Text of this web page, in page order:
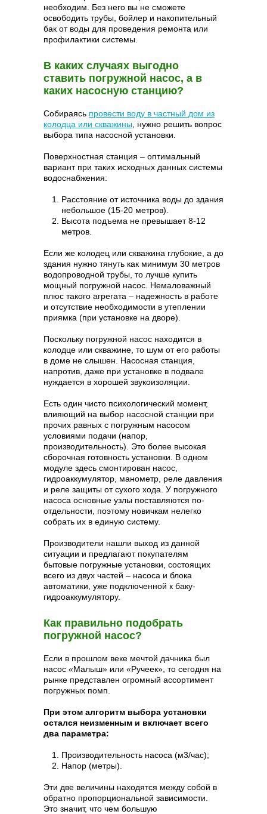
необходим. Без него вы не сможете
освободить трубы, бойлер и накопительный
бак от воды для проведения ремонта или
профилактики системы.
В каких случаях выгодно
ставить погружной насос, а в
каких насосную станцию?
Собираясь провести воду в частный дом из
колодца или скважины , нужно решить вопрос
выбора типа насосной установки.
Поверхностная станция – оптимальный
вариант при таких исходных данных системы
водоснабжения:
Расстояние от источника воды до здания
небольшое (15-20 метров).
Высота подъема не превышает 8-12
метров.
Если же колодец или скважина глубокие, а до
здания нужно тянуть как минимум 30 метров
водопроводной трубы, то лучше купить
мощный погружной насос. Немаловажный
плюс такого агрегата – надежность в работе
и отсутствие необходимости в утеплении
приямка (при установке на дворе).
Поскольку погружной насос находится в
колодце или скважине, то шум от его работы
в доме не слышен. Насосная станция,
напротив, даже при установке в подвале
нуждается в хорошей звукоизоляции.
Есть один чисто психологический момент,
влияющий на выбор насосной станции при
прочих равных с погружным насосом
условиями подачи (напор,
производительность). Это более высокая
сборочная готовность установки. В одном
модуле здесь смонтирован насос,
гидроаккумулятор, манометр, реле давления
и реле защиты от сухого хода. У погружного
насоса основные узлы поставляются по-
отдельности, поэтому новичкам нелегко
собрать их в единую систему.
Производители нашли выход из данной
ситуации и предлагают покупателям
бытовые погружные установки, состоящих
всего из двух частей – насоса и блока
автоматики, уже подключенной к баку-
гидроаккумулятору.
Как правильно подобрать
погружной насос?
Если в прошлом веке мечтой дачника был
насос «Малыш» или «Ручеек», то сегодня на
рынке представлен огромный ассортимент
погружных помп.
При этом алгоритм выбора установки
остался неизменным и включает всего
два параметра:
Производительность насоса (м3/час);
Напор (метры).
Эти две величины находятся между собой в
обратно пропорциональной зависимости.
Это значит, что чем большую